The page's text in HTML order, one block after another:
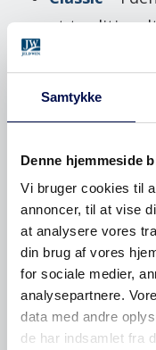
Samtykke
Denne hjemmeside
Vi bruger cookies til
annoncer, til at vise
at analysere vores
din brug af vores
for sociale medier,
analysepartnere.
data med andre
de har indsamlet fra
et
de stammer
kræver.
Tilvalg og
Sidelys og
Udhusdøre
Se købsguide